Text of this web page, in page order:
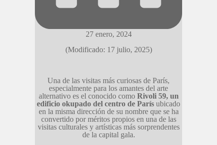
27 enero, 2024
(Modificado: 17 julio, 2025)
Una de las visitas más curiosas de París,
especialmente para los amantes del arte
alternativo es el conocido como Rivoli 59, un
edificio okupado del centro de París ubicado
en la misma dirección de su nombre que se ha
convertido por méritos propios en una de las
visitas culturales y artísticas más sorprendentes
de la capital gala.